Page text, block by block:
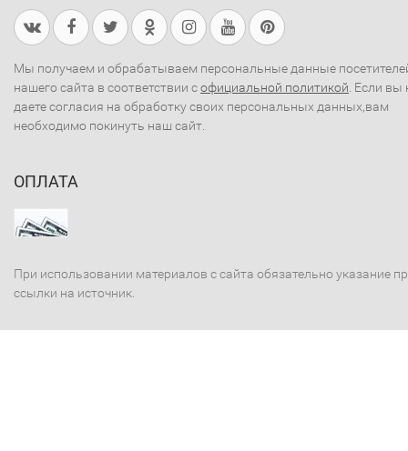
Мы получаем и обрабатываем персональные данные
нашего сайта в соответствии софициальной политикой . Если вы
даете согласия на обработку своих персональных данных,вам
необходимо покинуть наш сайт.
ОПЛАТА
При использовании материалов с сайта обязательно указание
ссылки на источник.